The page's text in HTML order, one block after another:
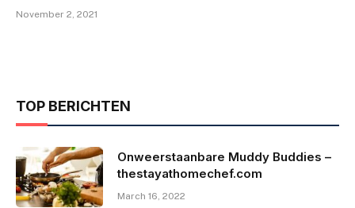
November 2, 2021
TOP BERICHTEN
Onweerstaanbare Muddy Buddies –
thestayathomechef.com
March 16, 2022